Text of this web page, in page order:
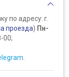
по адресу: г.
проезда) Пн-
00;
.